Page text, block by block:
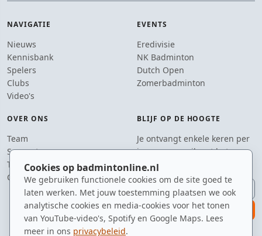
Cookies op badmintonline.nl
We gebruiken functionele cookies om de site goed te
laten werken. Met jouw toestemming plaatsen we ook
analytische cookies en media-cookies voor het tonen
van YouTube-video's, Spotify en Google Maps. Lees
meer in ons privacybeleid.
NAVIGATIE
Nieuws
Kennisbank
Spelers
Clubs
Video's
EVENTS
Eredivisie
NK Badminton
Dutch Open
Zomerbadminton
OVER ONS
Team
Supporters
Tip de redactie
Contact
BLIJF OP DE HOOGTE
Je ontvangt enkele keren per
jaar een e-mail met het
laatste badmintonnieuws.
E-mailadres
aanmelden